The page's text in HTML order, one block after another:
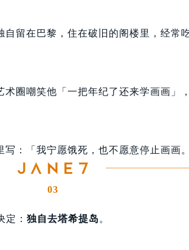
留在巴黎，住在破旧的阁楼里，经常
术圈嘲笑他「一把年纪了还来学画画」
：「我宁愿饿死，也不愿意停止画画。
03
： 独自去塔希提岛 。